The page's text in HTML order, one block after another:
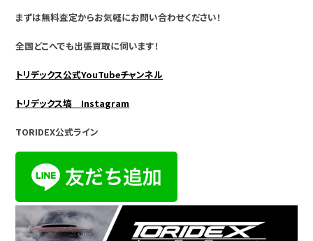
まずは無料査定からお気軽にお問い合わせください！
全国どこへでも出張買取に伺います！
トリデックス公式YouTubeチャンネル
トリデックス塙 Instagram
TORIDEX公式ライン